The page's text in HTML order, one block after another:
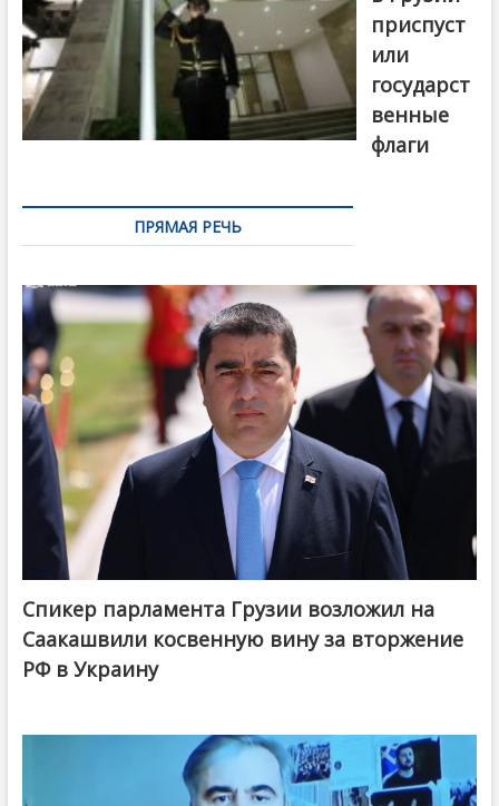
приспуст
или
государст
венные
флаги
ПРЯМАЯ РЕЧЬ
Спикер парламента Грузии возложил на
Саакашвили косвенную вину за вторжение
РФ в Украину